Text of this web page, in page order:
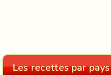
Les recettes par pays